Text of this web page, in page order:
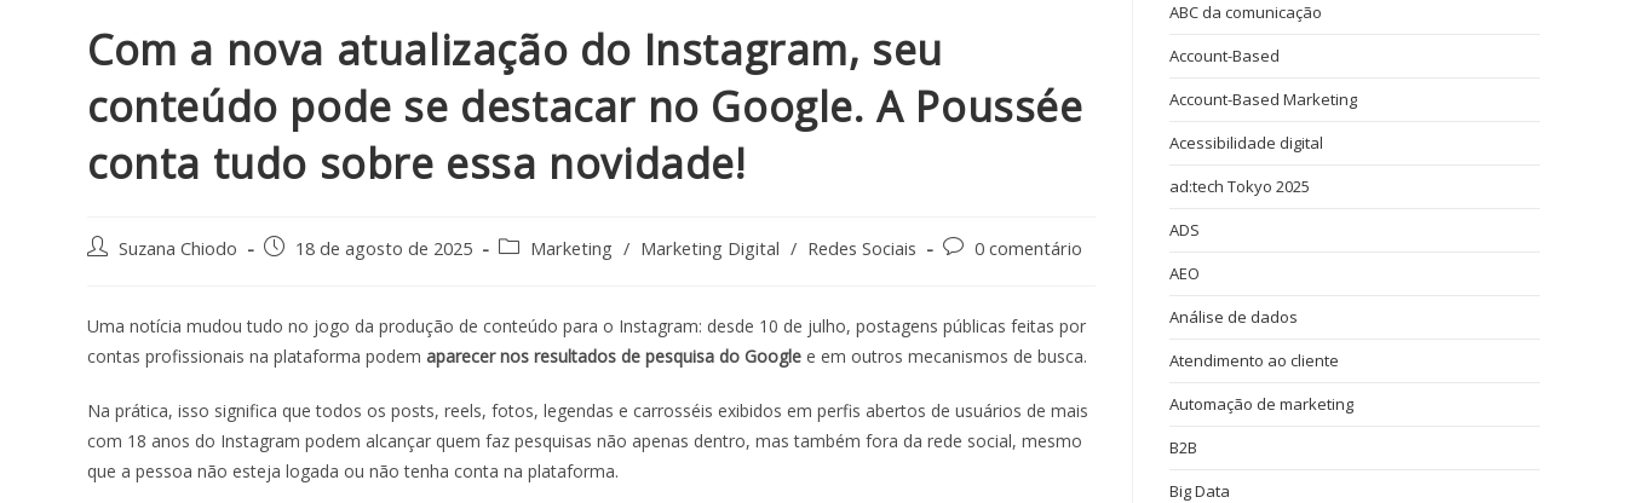
Com a nova atualização do Instagram, seu
conteúdo pode se destacar no Google. A Poussée
conta tudo sobre essa novidade!
Suzana Chiodo 18 de agosto de 2025 Marketing / Marketing Digital / Redes Sociais 0 comentário
Uma notícia mudou tudo no jogo da produção de conteúdo para o Instagram: desde 10 de julho, postagens públicas feitas por
contas profissionais na plataforma podem aparecer nos resultados de pesquisa do Google e em outros mecanismos de busca.
Na prática, isso significa que todos os posts, reels, fotos, legendas e carrosséis exibidos em perfis abertos de usuários de mais
com 18 anos do Instagram podem alcançar quem faz pesquisas não apenas dentro, mas também fora da rede social, mesmo
que a pessoa não esteja logada ou não tenha conta na plataforma.
ABC da comunicação
Account-Based
Account-Based Marketing
Acessibilidade digital
ad:tech Tokyo 2025
ADS
AEO
Análise de dados
Atendimento ao cliente
Automação de marketing
B2B
Big Data